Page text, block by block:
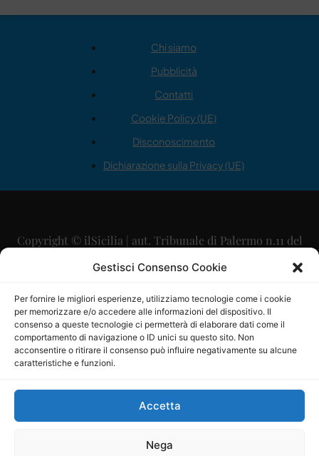
Gestisci Consenso Cookie
Per fornire le migliori esperienze, utilizziamo tecnologie come i cookie
per memorizzare e/o accedere alle informazioni del dispositivo. Il
consenso a queste tecnologie ci permetterà di elaborare dati come il
comportamento di navigazione o ID unici su questo sito. Non
acconsentire o ritirare il consenso può influire negativamente su alcune
caratteristiche e funzioni.
Accetta
Nega
Chi siamo
Pubblicità
Contatti
Cookie Policy (UE)
Disconoscimento
Dichiarazione sulla Privacy (UE)
Copyright © ilSicilia | aut. Tribunale di Palermo n.11 del
29/09/2015
Direttore Editoriale: Maurizio Scaglione
Direttore Responsabile: Maria Calabrese
P.IVA: 06334930820
Mercurio Comunicazione Società Cooperativa a r.l. è
iscritta al Registro degli Operatori di Comunicazione al